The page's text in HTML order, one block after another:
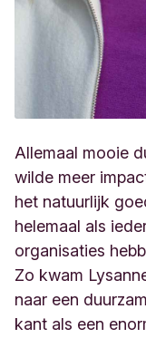
Allemaal mooie
wilde meer
het natuurlijk
helemaal als
organisaties
Zo kwam
naar een
kant als een